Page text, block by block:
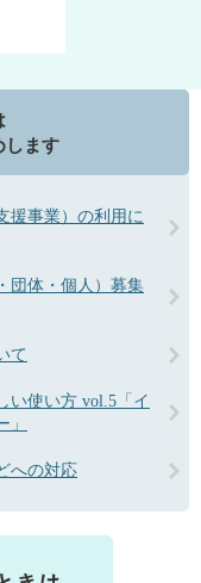
します
援事業）の利用に
団体・個人）募集
て
い使い方 vol.5「イ
への対応